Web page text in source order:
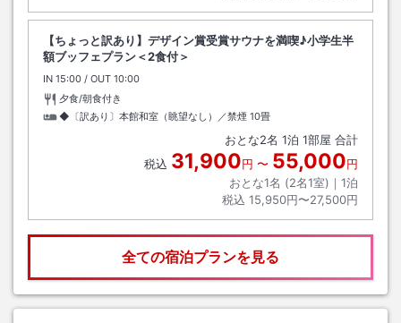
【ちょっと訳あり】デザイン賞受賞サウナを満喫♪小学生半
額ブッフェプラン＜2食付＞
IN チェックイン
15:00 / OUT チェックアウト
10:00
夕食/朝食付き
◆〔訳あり〕本館和室（眺望なし）／禁煙 10畳
おとな2名 1泊 1部屋 合計
税込 31,900円 〜 55,000円
おとな1名 (2名1室)｜ 1泊
税込 15,950円〜27,500円
全ての宿泊プランを見る